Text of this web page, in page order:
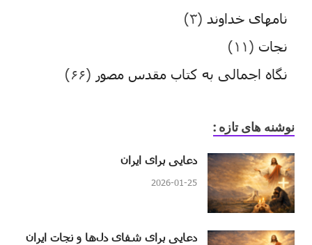
نامهای خداوند (۳)
نجات (۱۱)
نگاه اجمالی به کتاب مقدس مصور (۶۶)
نوشنه های تازه :
دعایی برای ایران
2026-01-25
دعایی برای شفای دل‌ها و نجات ایران